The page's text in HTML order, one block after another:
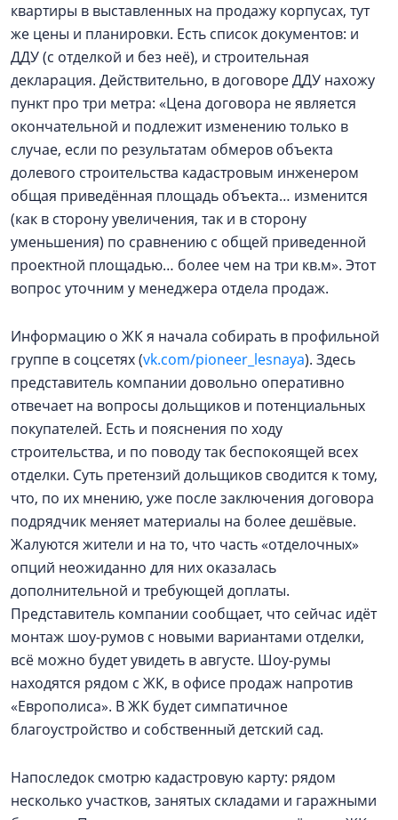
квартиры в выставленных на продажу корпусах, тут
же цены и планировки. Есть список документов: и
ДДУ (с отделкой и без неё), и строительная
декларация. Действительно, в договоре ДДУ нахожу
пункт про три метра: «Цена договора не является
окончательной и подлежит изменению только в
случае, если по результатам обмеров объекта
долевого строительства кадастровым инженером
общая приведённая площадь объекта… изменится
(как в сторону увеличения, так и в сторону
уменьшения) по сравнению с общей приведенной
проектной площадью… более чем на три кв.м». Этот
вопрос уточним у менеджера отдела продаж.
Информацию о ЖК я начала собирать в профильной
группе в соцсетях (vk.com/pioneer_lesnaya). Здесь
представитель компании довольно оперативно
отвечает на вопросы дольщиков и потенциальных
покупателей. Есть и пояснения по ходу
строительства, и по поводу так беспокоящей всех
отделки. Суть претензий дольщиков сводится к тому,
что, по их мнению, уже после заключения договора
подрядчик меняет материалы на более дешёвые.
Жалуются жители и на то, что часть «отделочных»
опций неожиданно для них оказалась
дополнительной и требующей доплаты.
Представитель компании сообщает, что сейчас идёт
монтаж шоу-румов с новыми вариантами отделки,
всё можно будет увидеть в августе. Шоу-румы
находятся рядом с ЖК, в офисе продаж напротив
«Европолиса». В ЖК будет симпатичное
благоустройство и собственный детский сад.
Напоследок смотрю кадастровую карту: рядом
несколько участков, занятых складами и гаражными